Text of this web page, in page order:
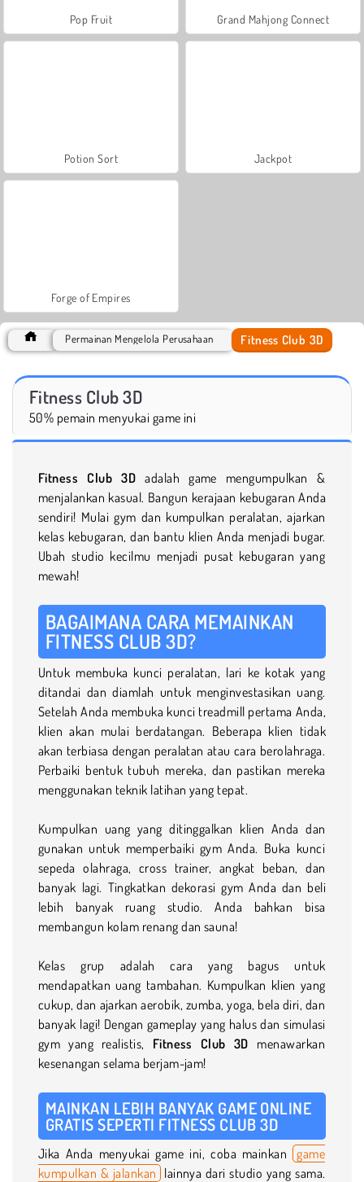
Pop Fruit Grand Mahjong Connect
Potion Sort Jackpot
Forge of Empires
Permainan Mengelola Perusahaan Fitness Club 3D
Fitness Club 3D
50% pemain menyukai game ini
Fitness Club 3D adalah game mengumpulkan &
menjalankan kasual. Bangun kerajaan kebugaran Anda
sendiri! Mulai gym dan kumpulkan peralatan, ajarkan
kelas kebugaran, dan bantu klien Anda menjadi bugar.
Ubah studio kecilmu menjadi pusat kebugaran yang
mewah!
BAGAIMANA CARA MEMAINKAN
FITNESS CLUB 3D?
Untuk membuka kunci peralatan, lari ke kotak yang
ditandai dan diamlah untuk menginvestasikan uang.
Setelah Anda membuka kunci treadmill pertama Anda,
klien akan mulai berdatangan. Beberapa klien tidak
akan terbiasa dengan peralatan atau cara berolahraga.
Perbaiki bentuk tubuh mereka, dan pastikan mereka
menggunakan teknik latihan yang tepat.
Kumpulkan uang yang ditinggalkan klien Anda dan
gunakan untuk memperbaiki gym Anda. Buka kunci
sepeda olahraga, cross trainer, angkat beban, dan
banyak lagi. Tingkatkan dekorasi gym Anda dan beli
lebih banyak ruang studio. Anda bahkan bisa
membangun kolam renang dan sauna!
Kelas grup adalah cara yang bagus untuk
mendapatkan uang tambahan. Kumpulkan klien yang
cukup, dan ajarkan aerobik, zumba, yoga, bela diri, dan
banyak lagi! Dengan gameplay yang halus dan simulasi
gym yang realistis, Fitness Club 3D menawarkan
kesenangan selama berjam-jam!
MAINKAN LEBIH BANYAK GAME ONLINE
GRATIS SEPERTI FITNESS CLUB 3D
Jika Anda menyukai game ini, coba mainkan game
kumpulkan & jalankan lainnya dari studio yang sama.